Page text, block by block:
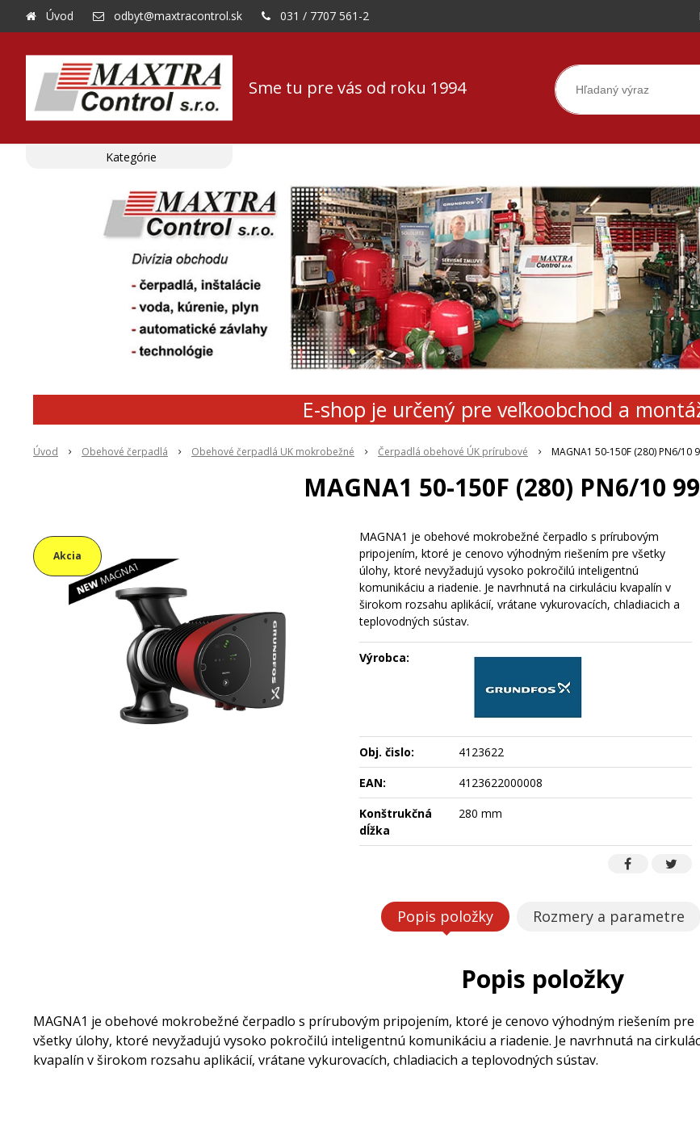
Sme tu pre vás od roku 1994
Úvod odbyt@maxtracontrol.sk 031 / 7707 561-2
E-shop je určený pre veľkoobchod a
Úvod Obehové čerpadlá Obehové čerpadlá UK mokrobežné Čerpadlá obehové ÚK prírubové MAGNA1 50-150F (280) PN6/10
MAGNA1 50-150F (280) PN6/10
Akcia
MAGNA1 je obehové mokrobežné čerpadlo s prírubovým
pripojením, ktoré je cenovo výhodným riešením pre všetky
úlohy, ktoré nevyžadujú vysoko pokročilú inteligentnú
komunikáciu a riadenie. Je navrhnutá na cirkuláciu kvapalín v
širokom rozsahu aplikácií, vrátane vykurovacích, chladiacich a
teplovodných sústav.
Výrobca:
Obj. čislo:
4123622
EAN:
4123622000008
Konštrukčná
dĺžka
280 mm
Popis položky Rozmery a parametre
Popis položky
MAGNA1 je obehové mokrobežné čerpadlo s prírubovým pripojením, ktoré je cenovo výhodným riešením pre
všetky úlohy, ktoré nevyžadujú vysoko pokročilú inteligentnú komunikáciu a riadenie. Je navrhnutá na
kvapalín v širokom rozsahu aplikácií, vrátane vykurovacích, chladiacich a teplovodných sústav.
Kategórie